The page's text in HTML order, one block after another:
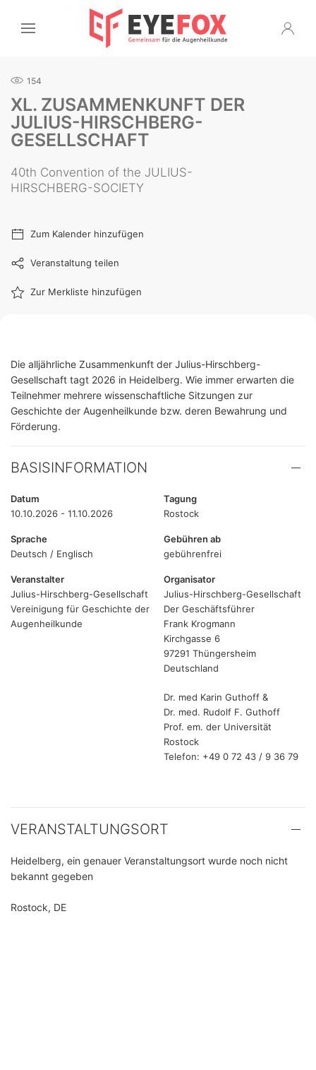
154
XL. ZUSAMMENKUNFT DER
JULIUS-HIRSCHBERG-
GESELLSCHAFT
40th Convention of the JULIUS-
HIRSCHBERG-SOCIETY
Zum Kalender hinzufügen
Veranstaltung teilen
Zur Merkliste hinzufügen
Die alljährliche Zusammenkunft der Julius-Hirschberg-
Gesellschaft tagt 2026 in Heidelberg. Wie immer erwarten die
Teilnehmer mehrere wissenschaftliche Sitzungen zur
Geschichte der Augenheilkunde bzw. deren Bewahrung und
Förderung.
BASISINFORMATION
Datum
10.10.2026 - 11.10.2026
Tagung
Rostock
Sprache
Deutsch / Englisch
Gebühren ab
gebührenfrei
Veranstalter
Julius-Hirschberg-Gesellschaft
Vereinigung für Geschichte der
Augenheilkunde
Organisator
Julius-Hirschberg-Gesellschaft
Der Geschäftsführer
Frank Krogmann
Kirchgasse 6
97291 Thüngersheim
Deutschland
Dr. med Karin Guthoff &
Dr. med. Rudolf F. Guthoff
Prof. em. der Universität
Rostock
Telefon: +49 0 72 43 / 9 36 79
VERANSTALTUNGSORT
Heidelberg, ein genauer Veranstaltungsort wurde noch nicht
bekannt gegeben
Rostock, DE